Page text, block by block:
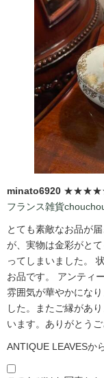
minato6920
フランス雑貨
とても素敵なお品が
が、実物は金彩がと
ってしまいました。
お品です。 アンティ
雰囲気が華やかにな
した。またご縁があ
います。ありがとうご
ANTIQUE LEAVESか